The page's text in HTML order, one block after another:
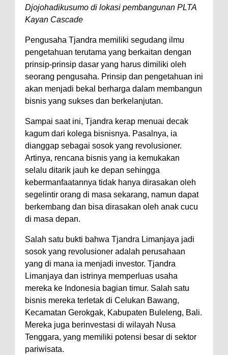
Djojohadikusumo di lokasi pembangunan PLTA
Kayan Cascade
Pengusaha Tjandra memiliki segudang ilmu
pengetahuan terutama yang berkaitan dengan
prinsip-prinsip dasar yang harus dimiliki oleh
seorang pengusaha. Prinsip dan pengetahuan ini
akan menjadi bekal berharga dalam membangun
bisnis yang sukses dan berkelanjutan.
Sampai saat ini, Tjandra kerap menuai decak
kagum dari kolega bisnisnya. Pasalnya, ia
dianggap sebagai sosok yang revolusioner.
Artinya, rencana bisnis yang ia kemukakan
selalu ditarik jauh ke depan sehingga
kebermanfaatannya tidak hanya dirasakan oleh
segelintir orang di masa sekarang, namun dapat
berkembang dan bisa dirasakan oleh anak cucu
di masa depan.
Salah satu bukti bahwa Tjandra Limanjaya jadi
sosok yang revolusioner adalah perusahaan
yang di mana ia menjadi investor. Tjandra
Limanjaya dan istrinya memperluas usaha
mereka ke Indonesia bagian timur. Salah satu
bisnis mereka terletak di Celukan Bawang,
Kecamatan Gerokgak, Kabupaten Buleleng, Bali.
Mereka juga berinvestasi di wilayah Nusa
Tenggara, yang memiliki potensi besar di sektor
pariwisata.